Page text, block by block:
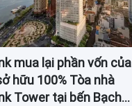
mua lại phần vốn của
hữu 100% Tòa nhà
Tower tại bến Bạch